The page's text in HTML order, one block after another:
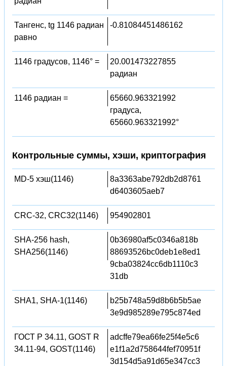
Тангенс, tg 1146 радиан
равно
-0.81084451486162
1146 градусов, 1146° =
20.001473227855
радиан
1146 радиан =
65660.963321992
градуса,
65660.963321992°
Контрольные суммы, хэши, криптография
MD-5 хэш(1146)
8a3363abe792db2d8761
d6403605aeb7
CRC-32, CRC32(1146) 954902801
SHA-256 hash,
SHA256(1146)
0b36980af5c0346a818b
88693526bc0deb1e8ed1
9cba03824cc6db1110c3
31db
SHA1, SHA-1(1146)
b25b748a59d8b6b5b5ae
3e9d985289e795c874ed
ГОСТ Р 34.11, GOST R
34.11-94, GOST(1146)
adcffe79ea66fe25f4e5c6
e1f1a2d758644fef70951f
3d154d5a91d65e347cc3